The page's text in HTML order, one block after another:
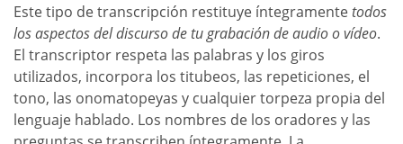
Este tipo de transcripción restituye íntegramentetodos
los aspectos del discurso de tu grabación de audio o vídeo.
El transcriptor respeta las palabras y los giros
utilizados, incorpora los titubeos, las repeticiones, el
tono, las onomatopeyas y cualquier torpeza propia del
lenguaje hablado. Los nombres de los oradores y las